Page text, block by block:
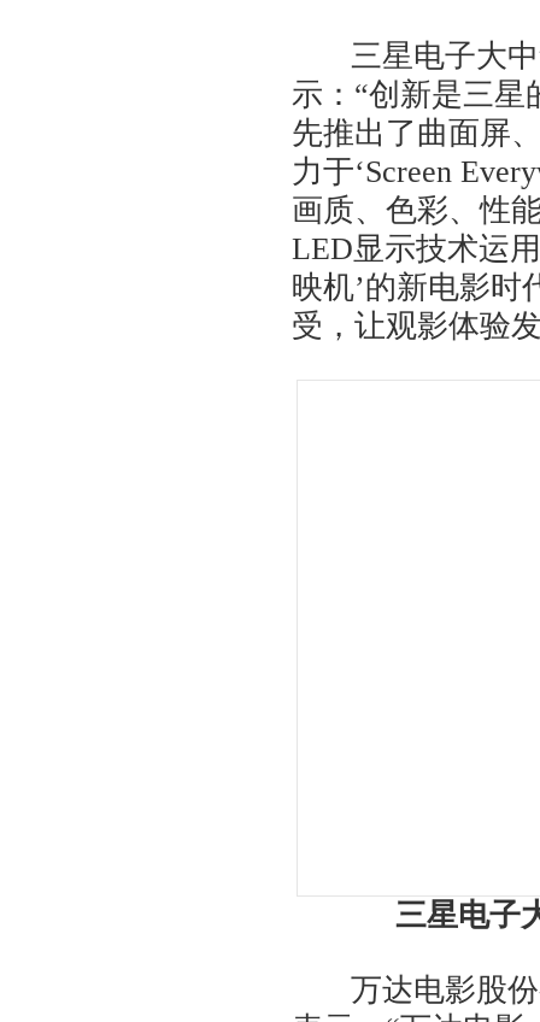
三星电子大中
示：“创新是三
先推出了曲面屏
力于‘Screen
画质、色彩、性
LED显示技术运
映机’的新电影
受，让观影体验
三星电子
万达电影股份